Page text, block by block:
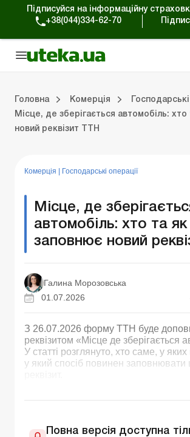
Підписуйся на інформаційну
+38(044)334-62-70
Головна Комерція
Місце, де зберігається автомобіль:
новий реквізит ТТН
Комерція Господарські операції
Місце, де
автомобіль: хто та як
заповнює новий
Галина Морозовська
01.07.2026
З 26.07.2026 форму ТТН буде
реквізитом «Місце де зберігається
У статті розглянуто, хто саме, у
у який спосіб повинен заповнювати
Повна версія доступна